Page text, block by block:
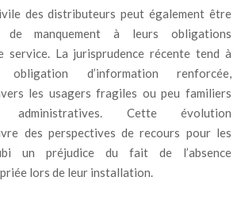
des distributeurs peut également être
manquement à leurs obligations
service. La jurisprudence récente tend à
d’information renforcée,
les usagers fragiles ou peu familiers
administratives. Cette évolution
des perspectives de recours pour les
un préjudice du fait de l’absence
lors de leur installation.